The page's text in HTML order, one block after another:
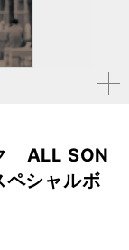
拡大す
ALL SON
シャルボ